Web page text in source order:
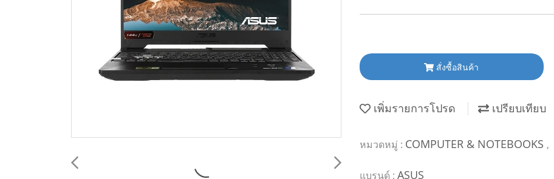
สั่งซื้อสินค้า
เพิ่มรายการโปรด เปรียบเทียบ
หมวดหมู่ : COMPUTER & NOTEBOOKS ,
แบรนด์ : ASUS